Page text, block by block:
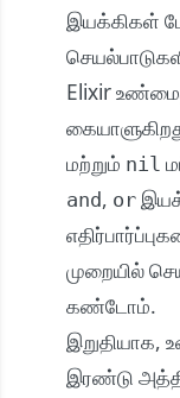
இயக்கிகள்
Elixir
மற்றும் nil
and , or
முறையில்
கண்டோம்.
இறுதியாக,
இரண்டு